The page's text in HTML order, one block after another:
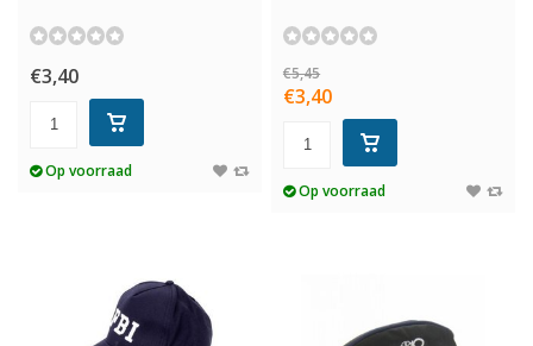
€3,40
Op voorraad
€5,45
€3,40
Op voorraad